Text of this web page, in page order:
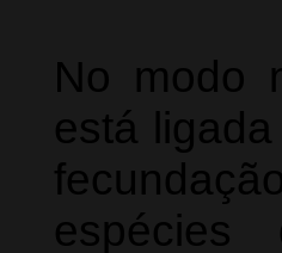
No modo
está
espécies